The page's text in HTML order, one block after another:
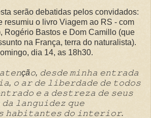
serão debatidas pelos convidados:
resumiu o livro Viagem ao RS - com
Rogério Bastos e Dom Camillo (que
na França, terra do naturalista).
dia 14, as 18h30.
𝚍𝚎𝚜𝚍𝚎 𝚖𝚒𝚗𝚑𝚊 𝚎𝚗𝚝𝚛𝚊𝚍𝚊
𝚘 𝚊𝚛 𝚍𝚎 𝚕𝚒𝚋𝚎𝚛𝚍𝚊𝚍𝚎 𝚍𝚎 𝚝𝚘𝚍𝚘𝚜
𝚎 𝚊 𝚍𝚎𝚜𝚝𝚛𝚎𝚣𝚊 𝚍𝚎 𝚜𝚎𝚞𝚜
𝚍𝚊 𝚕𝚊𝚗𝚐𝚞𝚒𝚍𝚎𝚣 𝚚𝚞𝚎
𝚑𝚊𝚋𝚒𝚝𝚊𝚗𝚝𝚎𝚜 𝚍𝚘 𝚒𝚗𝚝𝚎𝚛𝚒𝚘𝚛.